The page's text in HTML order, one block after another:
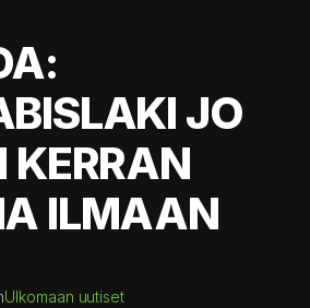
JO
KERRAN
ILMAAN
Ulkomaan uutiset